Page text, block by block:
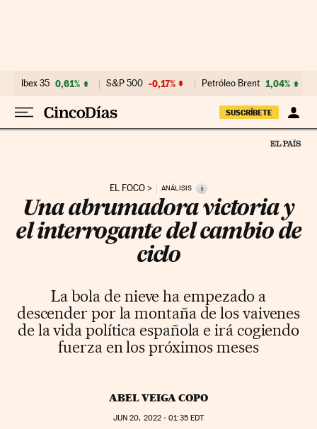
Ibex 35 0,61% S&P 500 -0,17% Petróleo Brent 1,04%
SUSCRÍBETE
EL FOCO ANÁLISIS i
Una abrumadora victoria y
el interrogante del cambio de
ciclo
La bola de nieve ha empezado a
descender por la montaña de los vaivenes
de la vida política española e irá cogiendo
fuerza en los próximos meses
ABEL VEIGA COPO
JUN 20, 2022 - 01:35EDT